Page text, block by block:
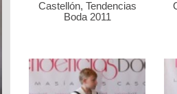
Castellón, Tendencias
Boda 2011